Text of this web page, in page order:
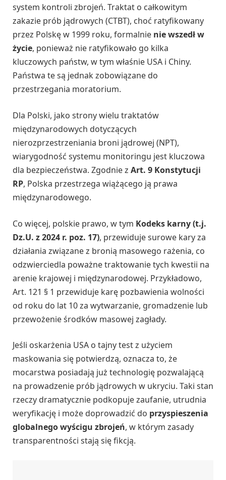
system kontroli zbrojeń. Traktat o całkowitym
zakazie prób jądrowych (CTBT), choć ratyfikowany
przez Polskę w 1999 roku, formalnie nie wszedł w
życie, ponieważ nie ratyfikowało go kilka
kluczowych państw, w tym właśnie USA i Chiny.
Państwa te są jednak zobowiązane do
przestrzegania moratorium.
Dla Polski, jako strony wielu traktatów
międzynarodowych dotyczących
nierozprzestrzeniania broni jądrowej (NPT),
wiarygodność systemu monitoringu jest kluczowa
dla bezpieczeństwa. Zgodnie z Art. 9 Konstytucji
RP, Polska przestrzega wiążącego ją prawa
międzynarodowego.
Co więcej, polskie prawo, w tym Kodeks karny (t.j.
Dz.U. z 2024 r. poz. 17), przewiduje surowe kary za
działania związane z bronią masowego rażenia, co
odzwierciedla poważne traktowanie tych kwestii na
arenie krajowej i międzynarodowej. Przykładowo,
Art. 121 § 1 przewiduje karę pozbawienia wolności
od roku do lat 10 za wytwarzanie, gromadzenie lub
przewożenie środków masowej zagłady.
Jeśli oskarżenia USA o tajny test z użyciem
maskowania się potwierdzą, oznacza to, że
mocarstwa posiadają już technologię pozwalającą
na prowadzenie prób jądrowych w ukryciu. Taki stan
rzeczy dramatycznie podkopuje zaufanie, utrudnia
weryfikację i może doprowadzić do przyspieszenia
globalnego wyścigu zbrojeń, w którym zasady
transparentności stają się fikcją.